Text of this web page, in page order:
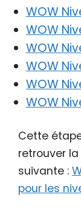
WOW
WOW
WOW
WOW
WOW
WOW
Cette
retrouver
suivante :
pour les